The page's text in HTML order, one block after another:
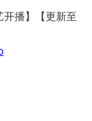
播】【更新至